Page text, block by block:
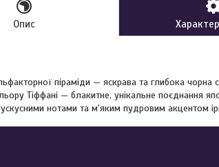
Опис
піраміди — яскрава та глибока
Тіффані — блакитне, унікальне поєднання
нотами та м'яким пудровим акцентом